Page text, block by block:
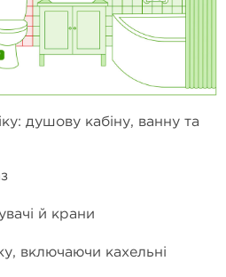
душову кабіну, ванну та
й крани
включаючи кахельні